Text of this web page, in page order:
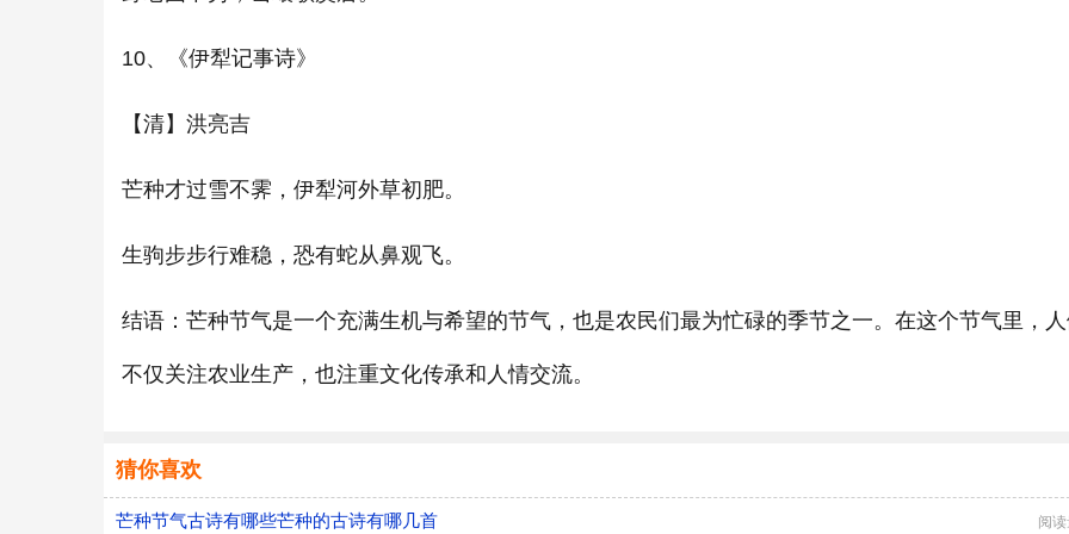
10、《伊犁记事诗》
【清】洪亮吉
芒种才过雪不霁，伊犁河外草初肥。
生驹步步行难稳，恐有蛇从鼻观飞。
结语：芒种节气是一个充满生机与希望的节气，也是农民们最为忙碌的季节之一。在这个节气里，人
不仅关注农业生产，也注重文化传承和人情交流。
猜你喜欢
芒种节气古诗有哪些芒种的古诗有哪几首 阅